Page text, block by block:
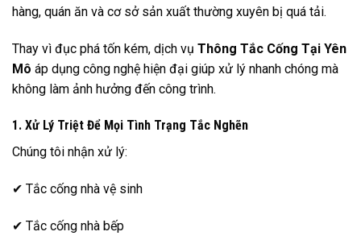
hàng, quán ăn và cơ sở sản xuất thường xuyên bị quá tải.
Thay vì đục phá tốn kém, dịch vụ Thông Tắc Cống Tại Yên
Mô áp dụng công nghệ hiện đại giúp xử lý nhanh chóng mà
không làm ảnh hưởng đến công trình.
1. Xử Lý Triệt Để Mọi Tình Trạng Tắc Nghẽn
Chúng tôi nhận xử lý:
✔ Tắc cống nhà vệ sinh
✔ Tắc cống nhà bếp